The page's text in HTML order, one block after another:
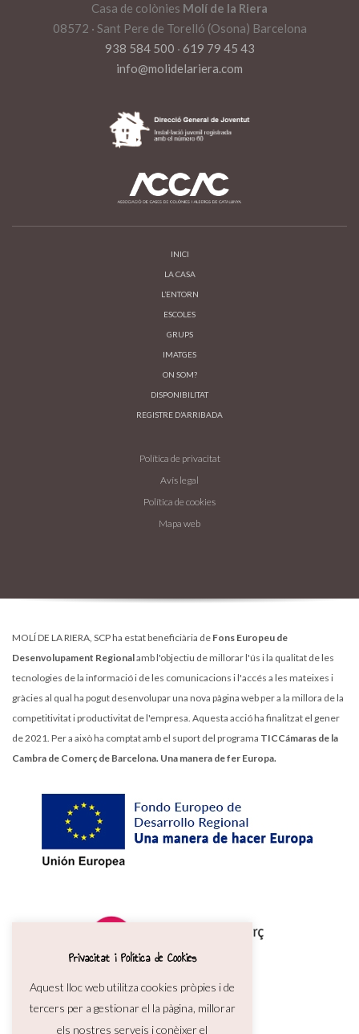
Casa de colònies Molí de la Riera
08572 · Sant Pere de Torelló (Osona) Barcelona
938 584 500 · 619 79 45 43
info@molidelariera.com
INICI
LA CASA
L’ENTORN
ESCOLES
GRUPS
IMATGES
ON SOM?
DISPONIBILITAT
REGISTRE D’ARRIBADA
Política de privacitat
Avís legal
Política de cookies
Mapa web
MOLÍ DE LA RIERA, SCP ha estat beneficiària de Fons Europeu de
Desenvolupament Regionalamb l'objectiu de millorar l'ús i la qualitat de les
tecnologies de la informació i de les comunicacions i l'accés a les mateixes i
gràcies al qual ha pogut desenvolupar una nova pàgina web per a la millora de la
competitivitat i productivitat de l'empresa. Aquesta acció ha finalitzat el gener
de 2021. Per a això ha comptat amb el suport del programa TICCámaras de la
Cambra de Comerç de Barcelona. Una manera de fer Europa.
Privacitat i Política de Cookies
Aquest lloc web utilitza cookies pròpies i de
tercers per a gestionar el la pàgina, millorar
els nostres serveis i conèixer el